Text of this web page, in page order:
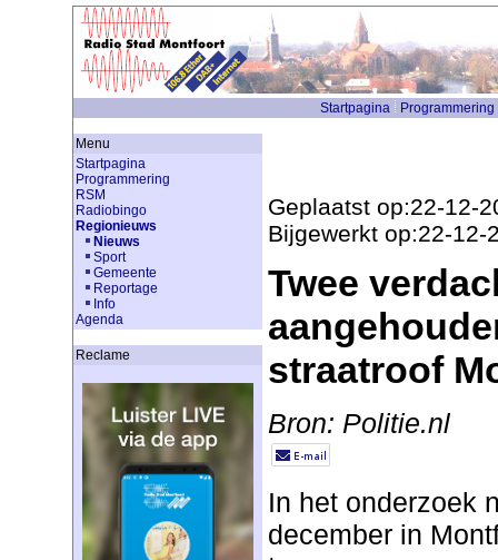
Startpagina Programmering
Menu
Startpagina
Programmering
RSM
Radiobingo
Regionieuws
Nieuws
Sport
Gemeente
Reportage
Info
Agenda
Reclame
Geplaatst op:22-12-
Bijgewerkt op:22-12-
Twee
straatroof
Bron: Politie.nl
In het onderzoek
december in